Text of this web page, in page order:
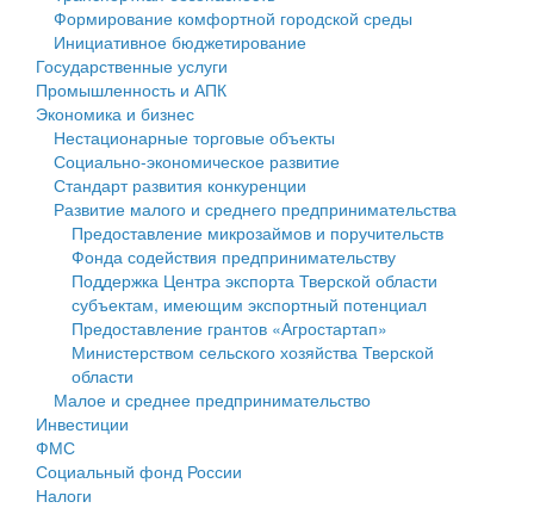
Государственные услуги
Промышленность и АПК
Экономика и бизнес
Символика
Устав
Гостям округа
Туризм
Культура
Образование
Здравоохранение
Социальная защита
Фотоальбом
муниципального округа Тверской области
Администрация Кашинского муниципального округа
Тверской области
Управление сельскими территориями
Открытые данные
Работа с обращениями граждан
Муниципальный контроль
Муниципальные услуги
Проекты административных регламентов
Антимонопольный комплаенс
Финансовое управление
Бюджет для граждан
Имущество
Выявление правообладателей ранее учтенных
объектов недвижимости
Имущественная поддержка субъектов малого и
среднего предпринимательства
Информационная поддержка субъектов малого и
среднего предпринимательства
Муниципальные программы
Формирование комфортной городской среды
Инициативное бюджетирование
Государственные услуги
Промышленность и АПК
Экономика и бизнес
Нестационарные торговые объекты
Социально-экономическое развитие
Стандарт развития конкуренции
Развитие малого и среднего предпринимательства
Предоставление микрозаймов и поручительств
Фонда содействия предпринимательству
Поддержка Центра экспорта Тверской области
субъектам, имеющим экспортный потенциал
Предоставление грантов «Агростартап»
Министерством сельского хозяйства Тверской
области
Малое и среднее предпринимательство
Инвестиции
ФМС
Социальный фонд России
Налоги